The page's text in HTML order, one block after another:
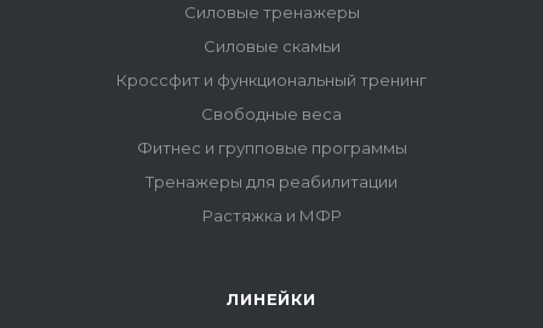
Силовые тренажеры
Силовые скамьи
Кроссфит и функциональный тренинг
Свободные веса
Фитнес и групповые программы
Тренажеры для реабилитации
Растяжка и МФР
ЛИНЕЙКИ